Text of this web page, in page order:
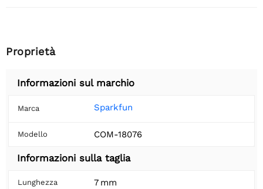
Proprietà
Informazioni sul marchio
Marca Sparkfun
Modello COM-18076
Informazioni sulla taglia
Lunghezza 7 mm